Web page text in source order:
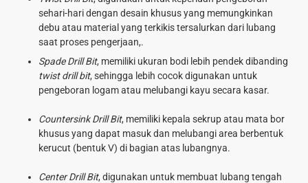
sehari-hari dengan desain khusus yang memungkinkan
debu atau material yang terkikis tersalurkan dari lubang
saat proses pengerjaan,.
Spade Drill Bit, memiliki ukuran bodi lebih pendek dibanding
twist drill bit, sehingga lebih cocok digunakan untuk
pengeboran logam atau melubangi kayu secara kasar.
Countersink Drill Bit, memiliki kepala sekrup atau mata bor
khusus yang dapat masuk dan melubangi area berbentuk
kerucut (bentuk V) di bagian atas lubangnya.
Center Drill Bit, digunakan untuk membuat lubang tengah